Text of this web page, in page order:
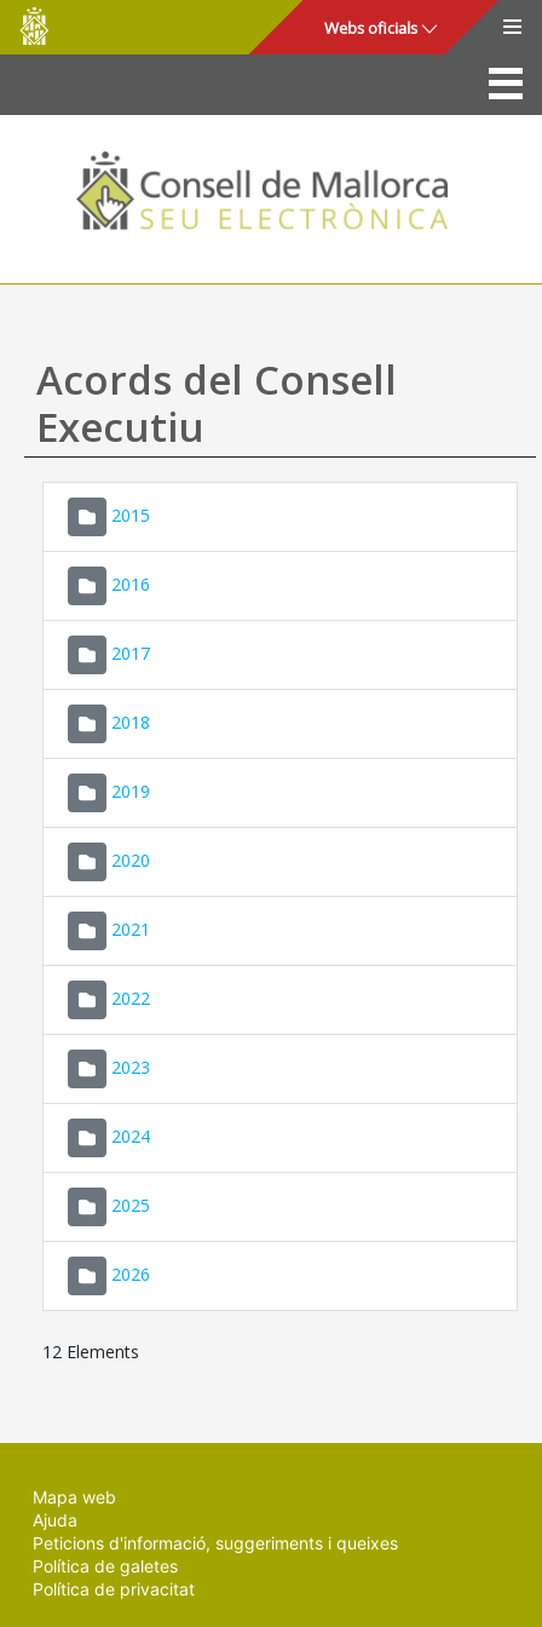
Salta al contingut principal
Consell
de
Mallorca
Webs oficials
La Seu
Consell de Mallorca
Accés i seguretat
Utilitats
Ajuda
Acords del Consell
Executiu
2015
2016
2017
2018
2019
2020
2021
2022
2023
2024
2025
2026
12 Elements
Mapa web
Ajuda
Peticions d'informació, suggeriments i queixes
Política de galetes
Política de privacitat